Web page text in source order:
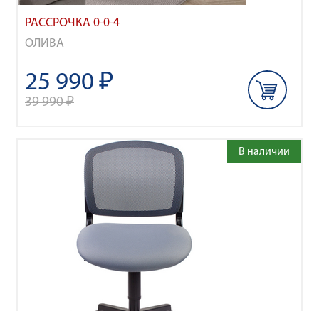
РАССРОЧКА 0-0-4
ОЛИВА
25 990 ₽
39 990 ₽
В наличии